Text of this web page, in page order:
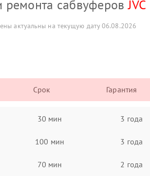
ремонта сабвуферовJVC
актуальны на текущую дату 06.08.2026
Срок Гарантия
30 мин 3 года
100 мин 3 года
70 мин 2 года